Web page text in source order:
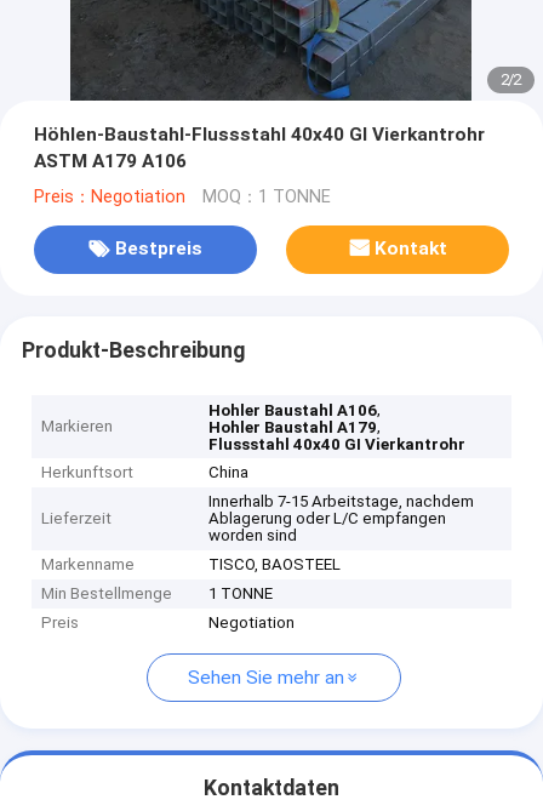
2/2
Höhlen-Baustahl-Flussstahl 40x40 GI Vierkantrohr
ASTM A179 A106
Preis：Negotiation MOQ：1 TONNE
Bestpreis Kontakt
Produkt-Beschreibung
Markieren
Hohler Baustahl A106,
Hohler Baustahl A179,
Flussstahl 40x40 GI Vierkantrohr
Herkunftsort
China
Lieferzeit
Innerhalb 7-15 Arbeitstage, nachdem
Ablagerung oder L/C empfangen
worden sind
Markenname
TISCO, BAOSTEEL
Min Bestellmenge
1 TONNE
Preis
Negotiation
Sehen Sie mehr an
Kontaktdaten